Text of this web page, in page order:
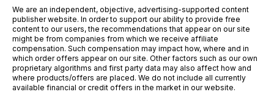
We are an independent, objective, advertising-supported content
publisher website. In order to support our ability to provide free
content to our users, the recommendations that appear on our site
might be from companies from which we receive affiliate
compensation. Such compensation may impact how, where and in
which order offers appear on our site. Other factors such as our own
proprietary algorithms and first party data may also affect how and
where products/offers are placed. We do not include all currently
available financial or credit offers in the market in our website.